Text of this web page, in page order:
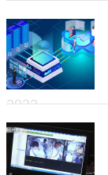
2022
08-09